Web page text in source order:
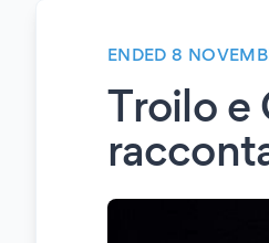
ENDED 8
Troilo e